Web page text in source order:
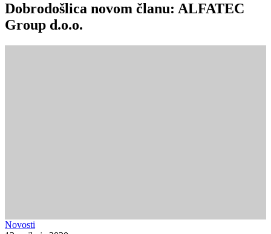
Dobrodošlica novom članu: ALFATEC
Group d.o.o.
Novosti